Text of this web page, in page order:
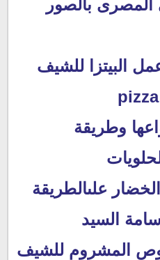
بالصور
البيتزا للشيف
وطريقة
علىالطريقة
السيد
المشروم للشيف